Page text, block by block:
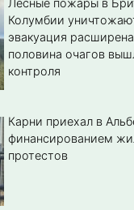
Лесные пожары в
Колумбии
эвакуация
половина очагов
контроля
Карни приехал в
финансированием
протестов